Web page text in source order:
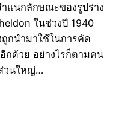
แนกลักษณะของรูปร่าง
ในช่วงปี 1940
กนำมาใช้ในการคัด
กด้วย อย่างไรก็ตามคน
วนใหญ่…